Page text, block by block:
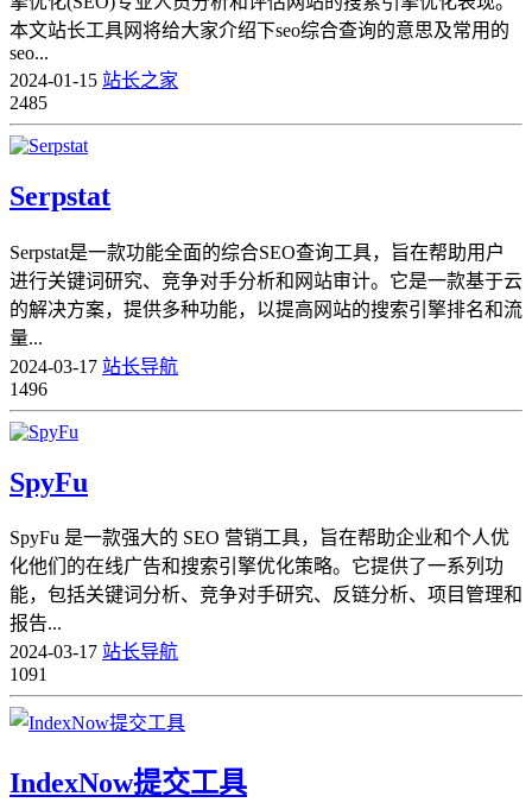
本文站长工具网将给大家介绍下seo综合查询的意思及常用的
seo...
2024-01-15 站长之家
2485
​Serpstat
Serpstat是一款功能全面的综合SEO查询工具，旨在帮助用户
进行关键词研究、竞争对手分析和网站审计。它是一款基于云
的解决方案，提供多种功能，以提高网站的搜索引擎排名和流
量...
2024-03-17 站长导航
1496
SpyFu
SpyFu 是一款强大的 SEO 营销工具，旨在帮助企业和个人优
化他们的在线广告和搜索引擎优化策略。它提供了一系列功
能，包括关键词分析、竞争对手研究、反链分析、项目管理和
报告...
2024-03-17 站长导航
1091
IndexNow提交工具